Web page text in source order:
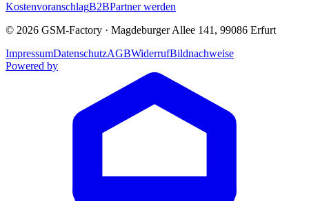
KostenvoranschlagB2BPartner werden
© 2026 GSM-Factory · Magdeburger Allee 141, 99086 Erfurt
ImpressumDatenschutzAGBWiderrufBildnachweise
Powered by